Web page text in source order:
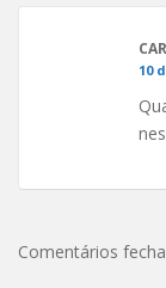
10
Comentários